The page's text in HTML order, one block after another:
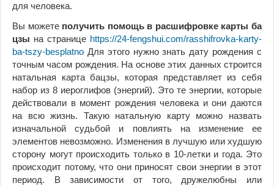
для человека.
Вы можете получить помощь в расшифровке карты ба
цзы на странице https://24-fengshui.com/rasshifrovka-karty-
ba-tszy-besplatno Для этого нужно знать дату рождения с
точным часом рождения. На основе этих данных строится
натальная карта бацзы, которая представляет из себя
набор из 8 иероглифов (энергий). Это те энергии, которые
действовали в момент рождения человека и они даются
на всю жизнь. Такую натальную карту можно назвать
изначальной судьбой и повлиять на изменение ее
элементов невозможно. Изменения в лучшую или худшую
сторону могут происходить только в 10-летки и года. Это
происходит потому, что они приносят свои энергии в этот
период. В зависимости от того, дружелюбны или